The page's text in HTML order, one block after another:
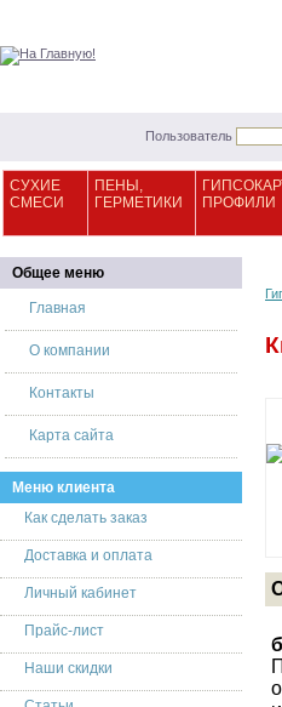
Пользователь
СУХИЕ
СМЕСИ
ПЕНЫ,
ГЕРМЕТИКИ
ПРОФИЛИ
Общее меню
Главная
О компании
Контакты
Карта сайта
Меню клиента
Как сделать заказ
Доставка и оплата
Личный кабинет
Прайс-лист
Наши скидки